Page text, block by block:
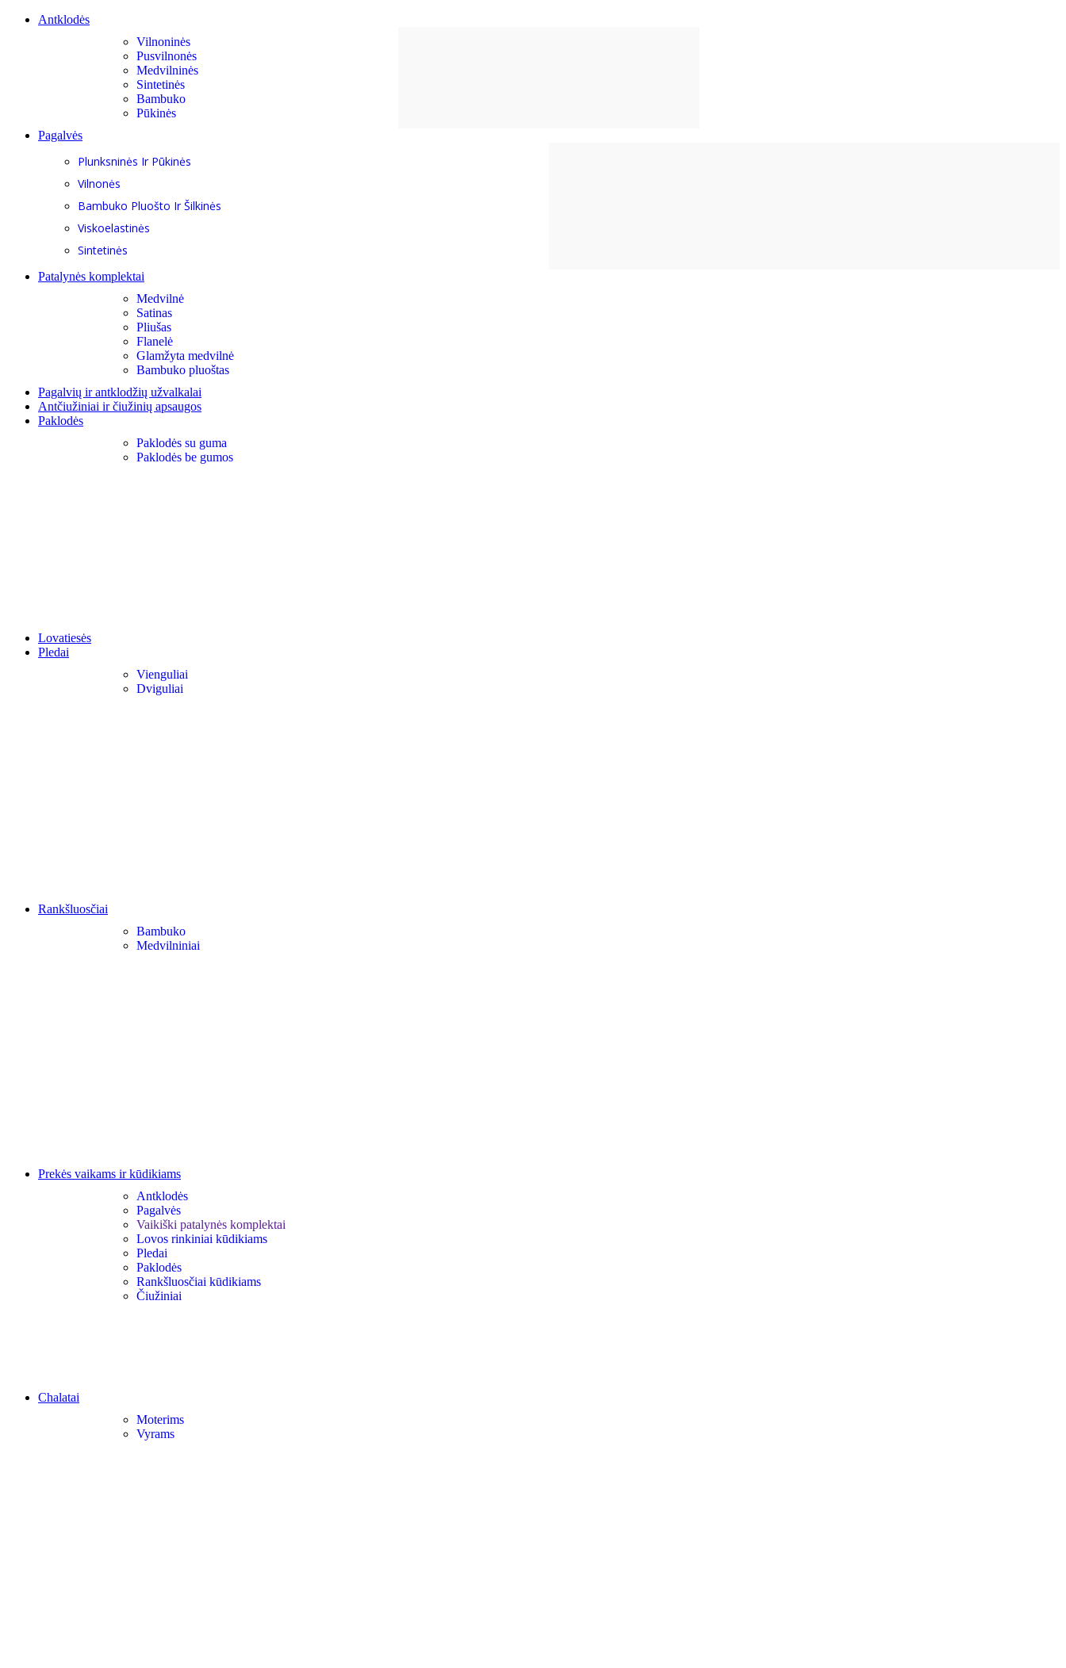
Antklodės
Vilnoninės
Pusvilnonės
Medvilninės
Sintetinės
Bambuko
Pūkinės
Pagalvės
Plunksninės Ir Pūkinės
Vilnonės
Bambuko Pluošto Ir Šilkinės
Viskoelastinės
Sintetinės
Patalynės komplektai
Medvilnė
Satinas
Pliušas
Flanelė
Glamžyta medvilnė
Bambuko pluoštas
Pagalvių ir antklodžių užvalkalai
Antčiužiniai ir čiužinių apsaugos
Paklodės
Paklodės su guma
Paklodės be gumos
Lovatiesės
Pledai
Vienguliai
Dviguliai
Rankšluosčiai
Bambuko
Medvilniniai
Prekės vaikams ir kūdikiams
Antklodės
Pagalvės
Vaikiški patalynės komplektai
Lovos rinkiniai kūdikiams
Pledai
Paklodės
Rankšluosčiai kūdikiams
Čiužiniai
Chalatai
Moterims
Vyrams